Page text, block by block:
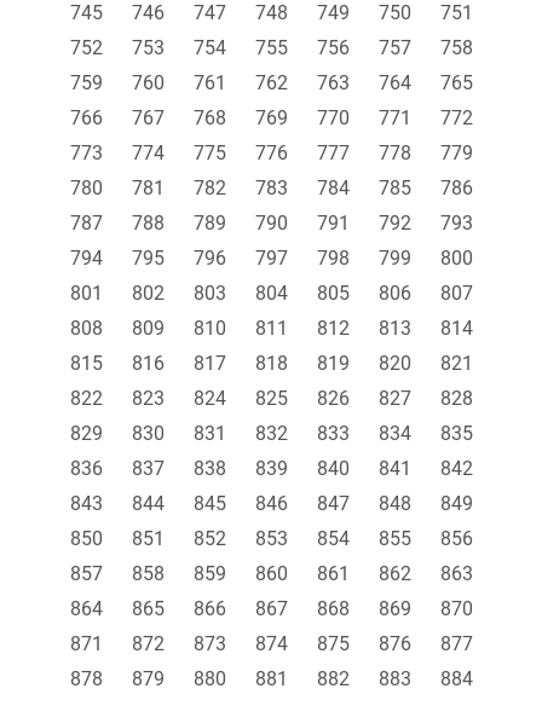
745
746 747 748 749 750
751
752
753 754 755 756 757
758
759
760 761 762 763 764
765
766
767 768 769 770 771
772
773
774 775 776 777 778
779
780
781 782 783 784 785
786
787
788 789 790 791 792
793
794
795 796 797 798 799
800
801
802 803 804 805 806
807
808
809 810 811 812 813
814
815
816 817 818 819 820
821
822
823 824 825 826 827
828
829
830 831 832 833 834
835
836
837 838 839 840 841
842
843
844 845 846 847 848
849
850
851 852 853 854 855
856
857
858 859 860 861 862
863
864
865 866 867 868 869
870
871
872 873 874 875 876
877
878
879 880 881 882 883
884